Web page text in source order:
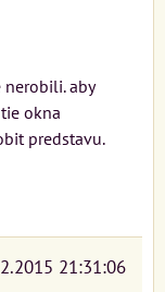
nerobili. aby
okna
predstavu.
21:31:06